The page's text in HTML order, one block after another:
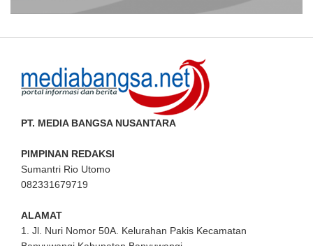
PT. MEDIA BANGSA NUSANTARA
PIMPINAN REDAKSI
Sumantri Rio Utomo
082331679719
ALAMAT
1. Jl. Nuri Nomor 50A. Kelurahan Pakis Kecamatan